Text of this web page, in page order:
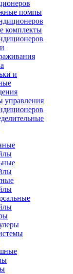
помпы
комплекты
и
управления